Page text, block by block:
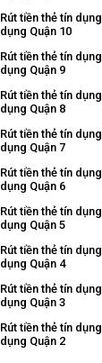
Rút tiền thẻ tín
dụng Quận 10
Rút tiền thẻ tín
dụng Quận 9
Rút tiền thẻ tín
dụng Quận 8
Rút tiền thẻ tín
dụng Quận 7
Rút tiền thẻ tín
dụng Quận 6
Rút tiền thẻ tín
dụng Quận 5
Rút tiền thẻ tín
dụng Quận 4
Rút tiền thẻ tín
dụng Quận 3
Rút tiền thẻ tín
dụng Quận 2